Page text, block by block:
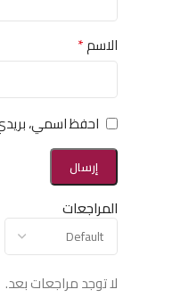
المراجعات
لا توجد مراجعات بعد.
الاسم*
احفظ اسمي،